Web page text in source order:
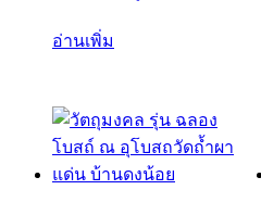
อ่านเพิ่ม